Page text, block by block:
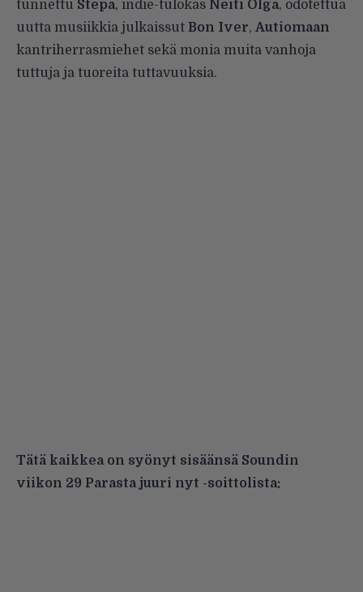
tunnettu Stepa, indie-tulokas Neiti Olga, odotettua
uutta musiikkia julkaissut Bon Iver, Autiomaan
kantriherrasmiehet sekä monia muita vanhoja
tuttuja ja tuoreita tuttavuuksia.
Tätä kaikkea on syönyt sisäänsä Soundin
viikon 29 Parasta juuri nyt -soittolista: